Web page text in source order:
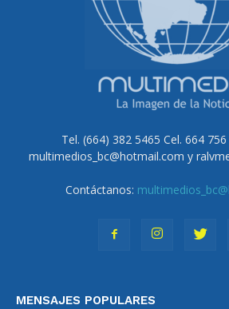
Tel. (664) 382 5465 Cel. 664
multimedios_bc@hotmail.com y
Contáctanos:
MENSAJES POPULARES